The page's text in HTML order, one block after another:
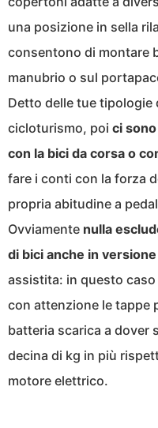
una posizione in sella
consentono di montare
manubrio o sul
Detto delle tue tipologie
cicloturismo, poi ci
con la bici da corsa o
fare i conti con la forza
propria abitudine a
Ovviamente nulla
di bici anche in
assistita: in questo
con attenzione le tappe
batteria scarica a dover
decina di kg in più
motore elettrico.